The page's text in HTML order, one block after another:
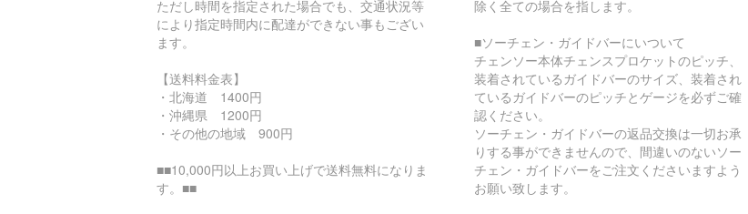
ただし時間を指定された場合でも、交通状況等
により指定時間内に配達ができない事もござい
ます。
【送料料金表】
・北海道 1400円
・沖縄県 1200円
・その他の地域 900円
■■10,000円以上お買い上げで送料無料になりま
す。■■
除く全ての場合を指します。
■ソーチェン・ガイドバーにいついて
チェンソー本体チェンスプロケットのピッチ、
装着されているガイドバーのサイズ、装着され
ているガイドバーのピッチとゲージを必ずご確
認ください。
ソーチェン・ガイドバーの返品交換は一切お承
りする事ができませんので、間違いのないソー
チェン・ガイドバーをご注文くださいますよう
お願い致します。